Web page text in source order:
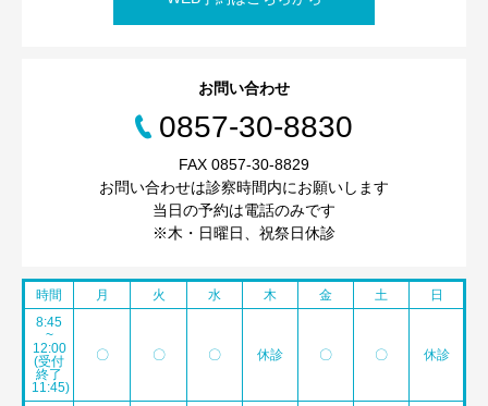
お問い合わせ
0857-30-8830
FAX 0857-30-8829
お問い合わせは診察時間内にお願いします
当日の予約は電話のみです
※木・日曜日、祝祭日休診
時間 月 火 水 木 金 土
日
8:45
~
12:00
(受付
終了
11:45)
〇 〇 〇 休診 〇 〇 休診